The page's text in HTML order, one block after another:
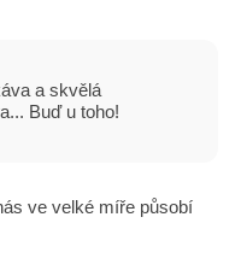
a skvělá
Buď u toho!
ve velké míře působí